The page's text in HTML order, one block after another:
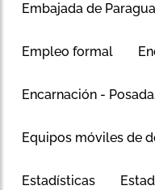
Embajada de
Empleo formal
Encarnación -
Equipos móviles de
Estadísticas